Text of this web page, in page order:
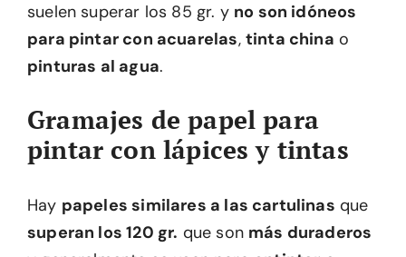
suelen superar los 85 gr. y no son idóneos
para pintar con acuarelas, tinta china o
pinturas al agua.
Gramajes de papel para
pintar con lápices y tintas
Hay papeles similares a las cartulinas que
superan los 120 gr. que son más duraderos